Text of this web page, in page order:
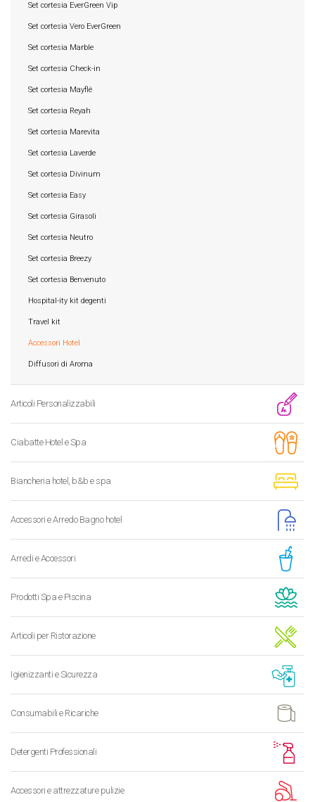
Set cortesia EverGreen Vip
Set cortesia Vero EverGreen
Set cortesia Marble
Set cortesia Check-in
Set cortesia Mayflé
Set cortesia Reyah
Set cortesia Marevita
Set cortesia Laverde
Set cortesia Divinum
Set cortesia Easy
Set cortesia Girasoli
Set cortesia Neutro
Set cortesia Breezy
Set cortesia Benvenuto
Hospital-ity kit degenti
Travel kit
Accessori Hotel
Diffusori di Aroma
Articoli Personalizzabili
Ciabatte Hotel e Spa
Biancheria hotel, b&b e spa
Accessori e Arredo Bagno hotel
Arredi e Accessori
Prodotti Spa e Piscina
Articoli per Ristorazione
Igienizzanti e Sicurezza
Consumabili e Ricariche
Detergenti Professionali
Accessori e attrezzature pulizie